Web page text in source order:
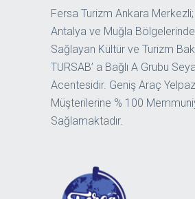
Fersa Turizm Ankara
Antalya ve Muğla
Sağlayan Kültür ve Turizm
TURSAB’ a Bağlı A Grubu
Acentesidir. Geniş Araç
Müşterilerine % 100
Sağlamaktadır.